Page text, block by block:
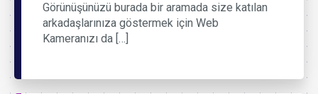
Görünüşünüzü burada bir aramada size katılan
arkadaşlarınıza göstermek için Web
Kameranızı da […]